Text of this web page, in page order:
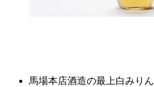
馬場本店酒造の最上白みりん